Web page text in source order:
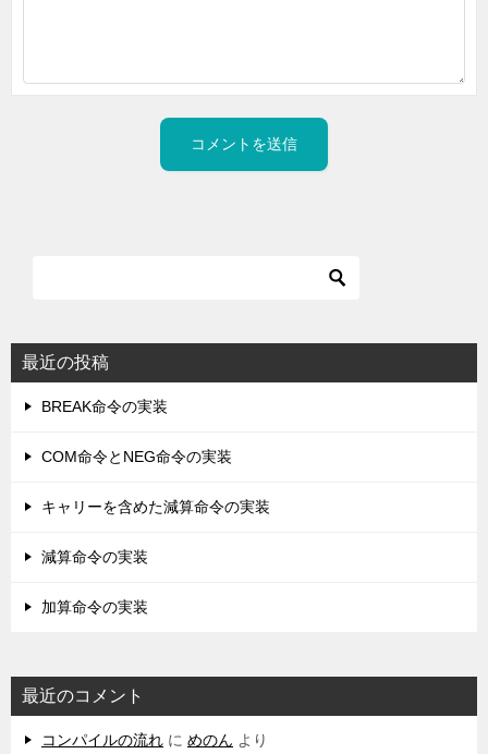
最近の投稿
BREAK命令の実装
COM命令とNEG命令の実装
キャリーを含めた減算命令の実装
減算命令の実装
加算命令の実装
最近のコメント
コンパイルの流れ に めのん より